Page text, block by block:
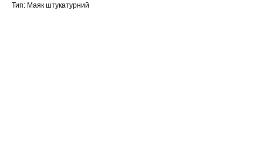
Тип: Маяк штукатурний